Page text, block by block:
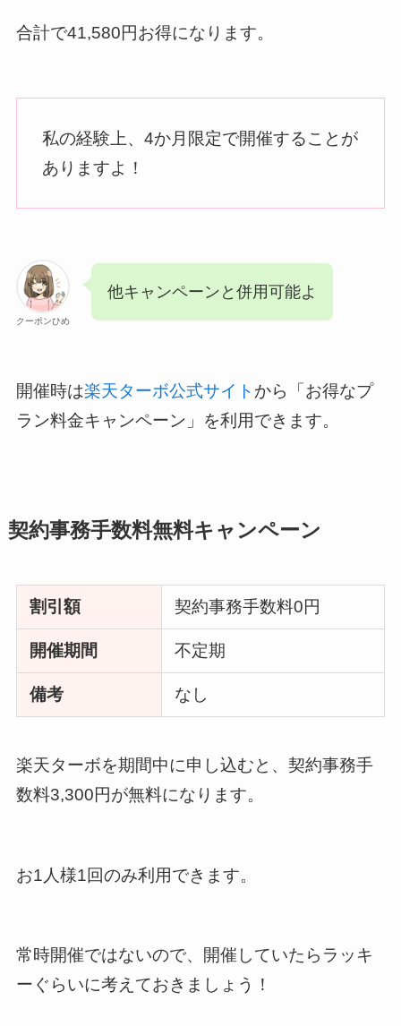
合計で41,580円お得になります。
私の経験上、4か月限定で開催することが
ありますよ！
クーポンひめ
他キャンペーンと併用可能よ
開催時は楽天ターボ公式サイト から「お得なプ
ラン料金キャンペーン」を利用できます。
契約事務手数料無料キャンペーン
割引額 契約事務手数料0円
開催期間 不定期
備考 なし
楽天ターボを期間中に申し込むと、契約事務手
数料3,300円が無料になります。
お1人様1回のみ利用できます。
常時開催ではないので、開催していたらラッキ
ーぐらいに考えておきましょう！